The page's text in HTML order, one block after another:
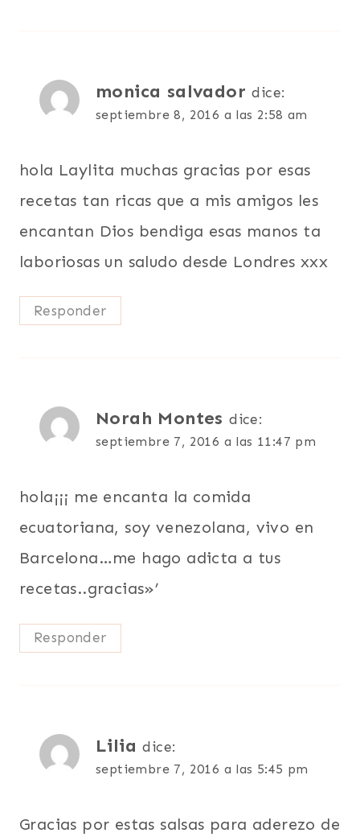
monica salvador dice:
septiembre 8, 2016 a las 2:58 am
hola Laylita muchas gracias por esas
recetas tan ricas que a mis amigos les
encantan Dios bendiga esas manos ta
laboriosas un saludo desde Londres xxx
Responder
Norah Montes dice:
septiembre 7, 2016 a las 11:47 pm
hola¡¡¡ me encanta la comida
ecuatoriana, soy venezolana, vivo en
Barcelona…me hago adicta a tus
recetas..gracias»’
Responder
Lilia dice:
septiembre 7, 2016 a las 5:45 pm
Gracias por estas salsas para aderezo de